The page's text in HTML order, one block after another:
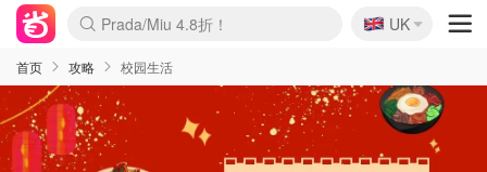
麦卢卡蜂蜜夏促！个位数！
Prada/Miu 4.8折！
啥？必胜客披萨5折！
🇬🇧
UK
首页 攻略 校园生活